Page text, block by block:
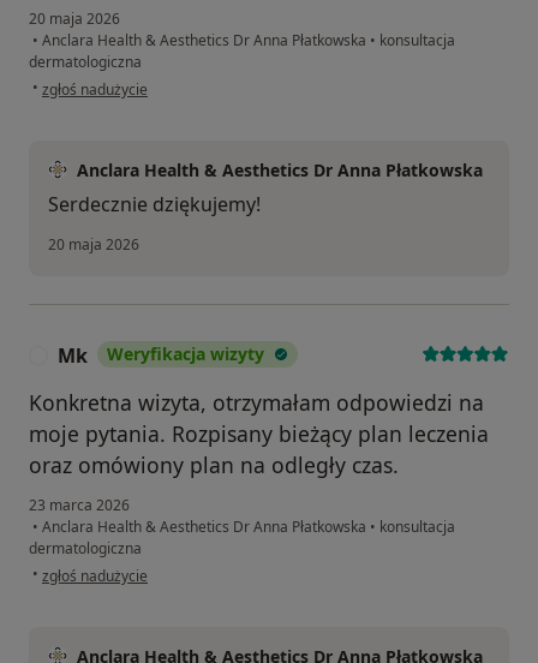
20 maja 2026
• Anclara Health & Aesthetics Dr Anna Płatkowska • konsultacja
dermatologiczna
• w opinii użytkownika Zuzanna
zgłoś nadużycie
Anclara Health & Aesthetics Dr Anna Płatkowska
Serdecznie dziękujemy!
20 maja 2026
Mk Weryfikacja wizyty
Konkretna wizyta, otrzymałam odpowiedzi na
moje pytania. Rozpisany bieżący plan leczenia
oraz omówiony plan na odległy czas.
23 marca 2026
• Anclara Health & Aesthetics Dr Anna Płatkowska • konsultacja
dermatologiczna
• w opinii użytkownika Mk
zgłoś nadużycie
Anclara Health & Aesthetics Dr Anna Płatkowska